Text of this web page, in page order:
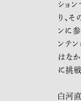
ショ
り、
ンに
ンテ
はな
に挑戦
白河